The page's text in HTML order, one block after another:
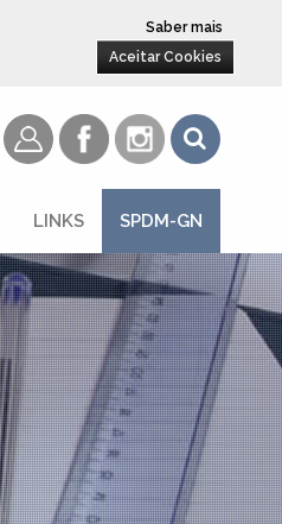
Saber mais
Aceitar Cookies
LINKS SPDM-GN